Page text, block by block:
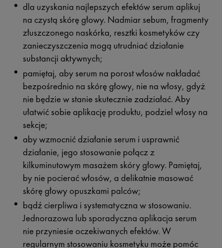
dla uzyskania najlepszych efektów serum aplikuj
na czystą skórę głowy. Nadmiar sebum, fragmenty
złuszczonego naskórka, resztki kosmetyków czy
zanieczyszczenia mogą utrudniać działanie
substancji aktywnych;
pamiętaj, aby serum na porost włosów nakładać
bezpośrednio na skórę głowy, nie na włosy, gdyż
nie będzie w stanie skutecznie zadziałać. Aby
ułatwić sobie aplikację produktu, podziel włosy na
sekcje;
aby wzmocnić działanie serum i usprawnić
działanie, jego stosowanie połącz z
kilkuminutowym masażem skóry głowy. Pamiętaj,
by nie pocierać włosów, a delikatnie masować
skórę głowy opuszkami palców;
bądź cierpliwa i systematyczna w stosowaniu.
Jednorazowa lub sporadyczna aplikacja serum
nie przyniesie oczekiwanych efektów. W
regularnym stosowaniu kosmetyku może pomóc